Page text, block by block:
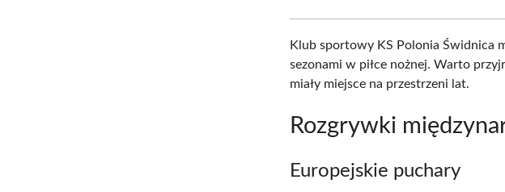
Klub sportowy KS Polonia Świdnica
sezonami w piłce nożnej. Warto
miały miejsce na przestrzeni lat.
Rozgrywki
Europejskie puchary